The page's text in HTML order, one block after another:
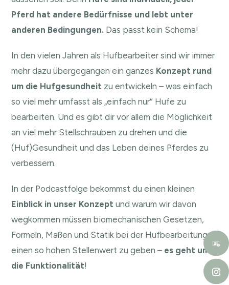
Pferd hat andere Bedürfnisse und lebt unter
anderen Bedingungen. Das passt kein Schema!
In den vielen Jahren als Hufbearbeiter sind wir immer
mehr dazu übergegangen ein ganzes Konzept rund
um die Hufgesundheit zu entwickeln – was einfach
so viel mehr umfasst als „einfach nur“ Hufe zu
bearbeiten. Und es gibt dir vor allem die Möglichkeit
an viel mehr Stellschrauben zu drehen und die
(Huf)Gesundheit und das Leben deines Pferdes zu
verbessern.
In der Podcastfolge bekommst du einen kleinen
Einblick in unser Konzeptund warum wir davon
wegkommen müssen biomechanischen Gesetzen,
Formeln, Maßen und Statik bei der Hufbearbeitung
einen so hohen Stellenwert zu geben – es geht um
die Funktionalität!